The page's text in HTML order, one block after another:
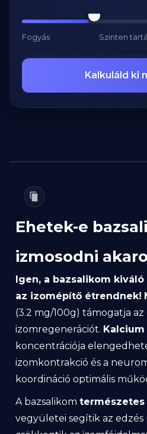
Fogyás Szinten
Kalkuláld ki
Ehetek-e
izmosodni
Igen, a bazsalikom
az izomépítő étrendnek!
(3.2 mg/100g) támogatja
izomregenerációt. Kalcium
koncentrációja
izomkontrakció és a
koordináció optimális
A bazsalikom
vegyületei segítik az